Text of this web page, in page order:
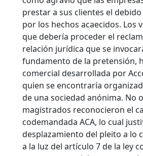
prestar a sus clientes el
por los hechos acaecidos. Los
que debería proceder el
relación jurídica que se
fundamento de la pretensión,
comercial desarrollada por
quien se encontraría
de una sociedad anónima. No
magistrados reconocieron el
codemandada ACA, lo cual
desplazamiento del pleito a lo
a la luz del artículo 7 de la ley